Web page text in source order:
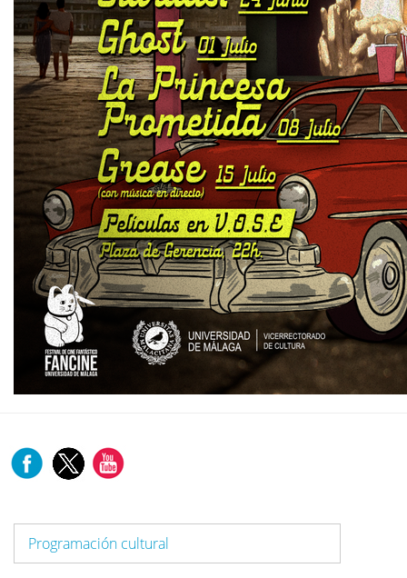
Programación cultural